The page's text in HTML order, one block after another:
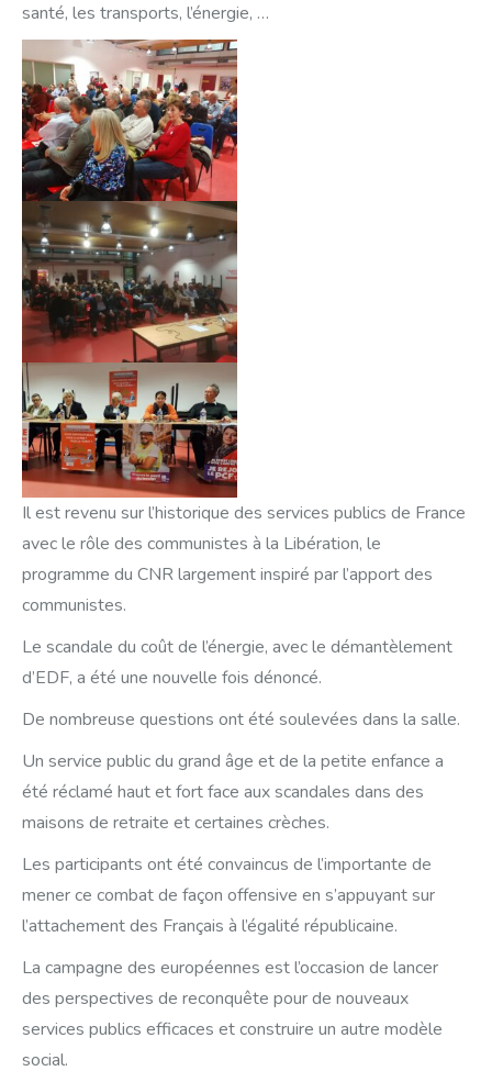
santé, les transports, l’énergie, …
Il est revenu sur l’historique des services publics de France
avec le rôle des communistes à la Libération, le
programme du CNR largement inspiré par l’apport des
communistes.
Le scandale du coût de l’énergie, avec le démantèlement
d’EDF, a été une nouvelle fois dénoncé.
De nombreuse questions ont été soulevées dans la salle.
Un service public du grand âge et de la petite enfance a
été réclamé haut et fort face aux scandales dans des
maisons de retraite et certaines crèches.
Les participants ont été convaincus de l’importante de
mener ce combat de façon offensive en s’appuyant sur
l’attachement des Français à l’égalité républicaine.
La campagne des européennes est l’occasion de lancer
des perspectives de reconquête pour de nouveaux
services publics efficaces et construire un autre modèle
social.